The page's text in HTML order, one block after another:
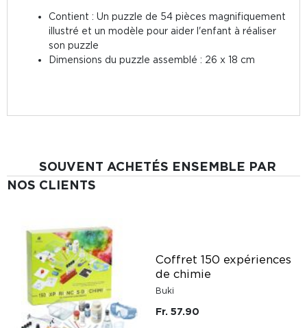
Contient : Un puzzle de 54 pièces magnifiquement
illustré et un modèle pour aider l'enfant à réaliser
son puzzle
Dimensions du puzzle assemblé : 26 x 18 cm
SOUVENT ACHETÉS ENSEMBLE PAR
NOS CLIENTS
Coffret 150 expériences
de chimie
Buki
Fr. 57.90